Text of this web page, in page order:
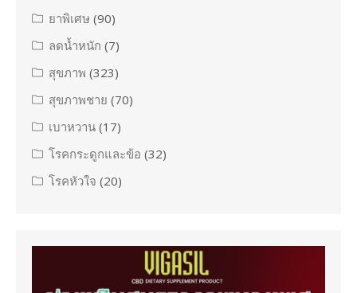
ยาพิเศษ (90)
ลดน้ำหนัก (7)
สุขภาพ (323)
สุขภาพชาย (70)
เบาหวาน (17)
โรคกระดูกและข้อ (32)
โรคหัวใจ (20)